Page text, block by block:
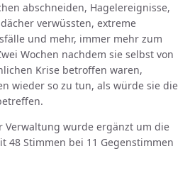
abschneiden, Hagelereignisse,
verwüssten, extreme
und mehr, immer mehr zum
Wochen nachdem sie selbst von
Krise betroffen waren,
wieder so zu tun, als würde sie die
Verwaltung wurde ergänzt um die
48 Stimmen bei 11 Gegenstimmen